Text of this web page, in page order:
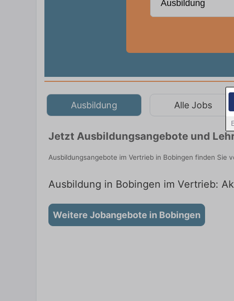
Ausbildung Alle Jobs
Jetzt Ausbildungsangebote und
Ausbildungsangebote im Vertrieb in Bobingen finden
Ausbildung in Bobingen im Vertrieb:
Weitere Jobangebote in Bobingen